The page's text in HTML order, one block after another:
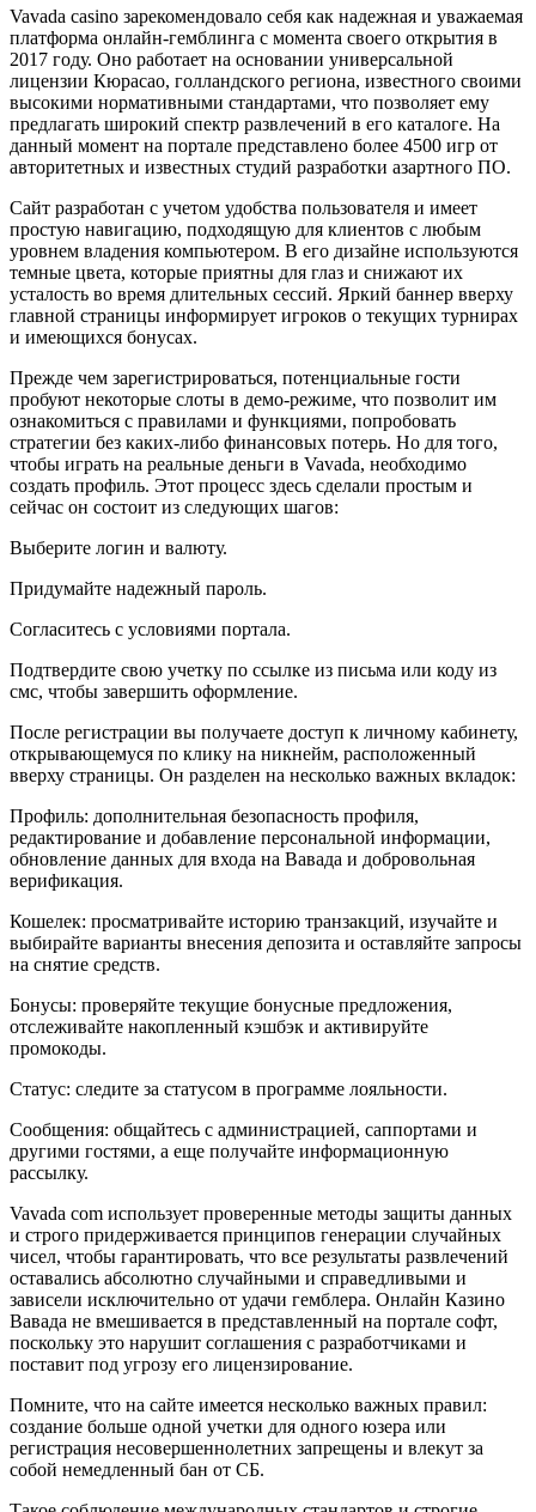
Vavada casino зарекомендовало себя как надежная и уважаемая
платформа онлайн-гемблинга с момента своего открытия в
2017 году. Оно работает на основании универсальной
лицензии Кюрасао, голландского региона, известного своими
высокими нормативными стандартами, что позволяет ему
предлагать широкий спектр развлечений в его каталоге. На
данный момент на портале представлено более 4500 игр от
авторитетных и известных студий разработки азартного ПО.
Сайт разработан с учетом удобства пользователя и имеет
простую навигацию, подходящую для клиентов с любым
уровнем владения компьютером. В его дизайне используются
темные цвета, которые приятны для глаз и снижают их
усталость во время длительных сессий. Яркий баннер вверху
главной страницы информирует игроков о текущих турнирах
и имеющихся бонусах.
Прежде чем зарегистрироваться, потенциальные гости
пробуют некоторые слоты в демо-режиме, что позволит им
ознакомиться с правилами и функциями, попробовать
стратегии без каких-либо финансовых потерь. Но для того,
чтобы играть на реальные деньги в Vavada, необходимо
создать профиль. Этот процесс здесь сделали простым и
сейчас он состоит из следующих шагов:
Выберите логин и валюту.
Придумайте надежный пароль.
Согласитесь с условиями портала.
Подтвердите свою учетку по ссылке из письма или коду из
смс, чтобы завершить оформление.
После регистрации вы получаете доступ к личному кабинету,
открывающемуся по клику на никнейм, расположенный
вверху страницы. Он разделен на несколько важных вкладок:
Профиль: дополнительная безопасность профиля,
редактирование и добавление персональной информации,
обновление данных для входа на Вавада и добровольная
верификация.
Кошелек: просматривайте историю транзакций, изучайте и
выбирайте варианты внесения депозита и оставляйте запросы
на снятие средств.
Бонусы: проверяйте текущие бонусные предложения,
отслеживайте накопленный кэшбэк и активируйте
промокоды.
Статус: следите за статусом в программе лояльности.
Сообщения: общайтесь с администрацией, саппортами и
другими гостями, а еще получайте информационную
рассылку.
Vavada com использует проверенные методы защиты данных
и строго придерживается принципов генерации случайных
чисел, чтобы гарантировать, что все результаты развлечений
оставались абсолютно случайными и справедливыми и
зависели исключительно от удачи гемблера. Онлайн Казино
Вавада не вмешивается в представленный на портале софт,
поскольку это нарушит соглашения с разработчиками и
поставит под угрозу его лицензирование.
Помните, что на сайте имеется несколько важных правил:
создание больше одной учетки для одного юзера или
регистрация несовершеннолетних запрещены и влекут за
собой немедленный бан от СБ.